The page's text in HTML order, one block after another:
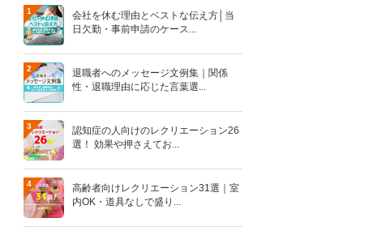
1
会社を休む理由とベストな伝え方│当
日欠勤・事前申請のケース...
2
退職者へのメッセージ文例集｜関係
性・退職理由に応じた言葉選...
3
認知症の人向けのレクリエーション26
選！ 効果や押さえてお...
4
高齢者向けレクリエーション31選｜室
内OK・道具なしで盛り...